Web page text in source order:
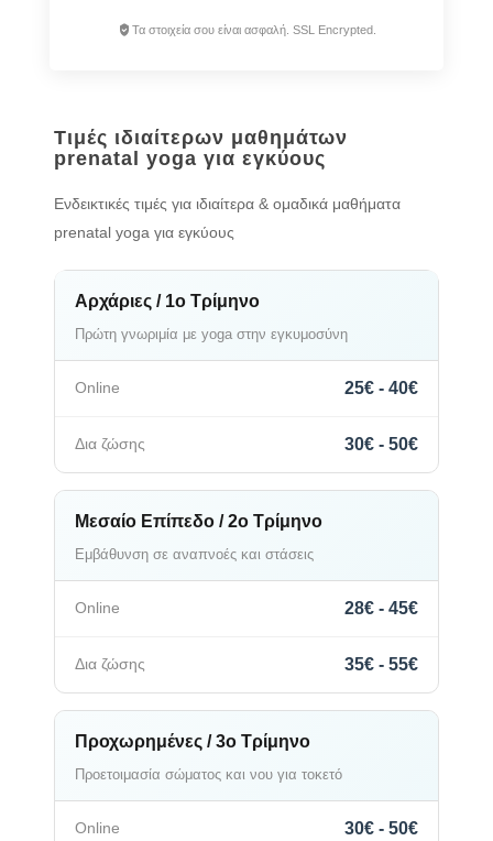
Τα στοιχεία σου είναι ασφαλή. SSL Encrypted.
Τιμές ιδιαίτερων μαθημάτων
prenatal yoga για εγκύους
Ενδεικτικές τιμές για ιδιαίτερα & ομαδικά μαθήματα
prenatal yoga για εγκύους
Αρχάριες / 1ο Τρίμηνο
Πρώτη γνωριμία με yoga στην εγκυμοσύνη
25€ - 40€
30€ - 50€
Μεσαίο Επίπεδο / 2ο Τρίμηνο
Εμβάθυνση σε αναπνοές και στάσεις
28€ - 45€
35€ - 55€
Προχωρημένες / 3ο Τρίμηνο
Προετοιμασία σώματος και νου για τοκετό
30€ - 50€